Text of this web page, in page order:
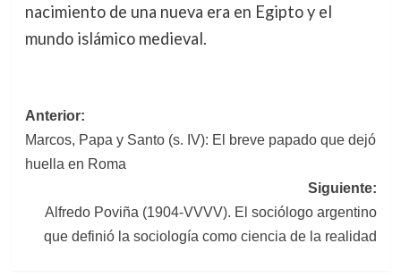
nacimiento de una nueva era en Egipto y el
mundo islámico medieval.
Navegación
de
Anterior:
Marcos, Papa y Santo (s. IV): El breve papado que dejó
huella en Roma
Siguiente:
Alfredo Poviña (1904-VVVV). El sociólogo argentino
que definió la sociología como ciencia de la realidad